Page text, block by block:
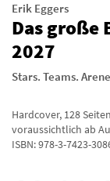
Erik Eggers
Das große
2027
Stars. Teams.
Hardcover, 128Seiten
voraussichtlich ab
ISBN:978-3-7423-